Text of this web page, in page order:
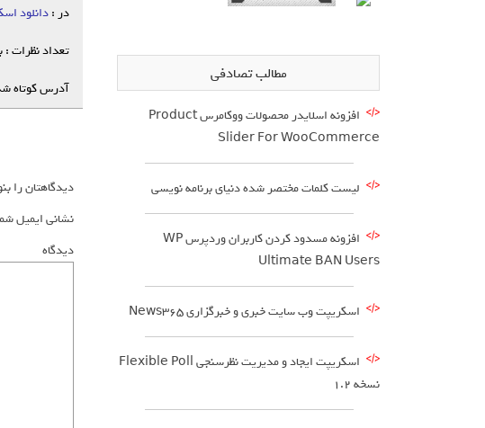
در :دانلود
تعداد نظرات :
آدرس کوتاه
دیدگاهتان را
نشانی ایمیل
دیدگاه
مطالب تصادفی
افزونه اسلایدر محصولات ووکامرس Product
Slider For WooCommerce
لیست کلمات مختصر شده دنیای برنامه نویسی
افزونه مسدود کردن کاربران وردپرس WP
Ultimate BAN Users
اسکریپت وب سایت خبری و خبرگزاری News365
اسکریپت ایجاد و مدیریت نظرسنجی Flexible Poll
نسخه 1.2